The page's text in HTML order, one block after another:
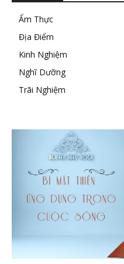
Ẩm Thực
Địa Điểm
Kinh Nghiệm
Nghĩ Dưỡng
Trãi Nghiệm